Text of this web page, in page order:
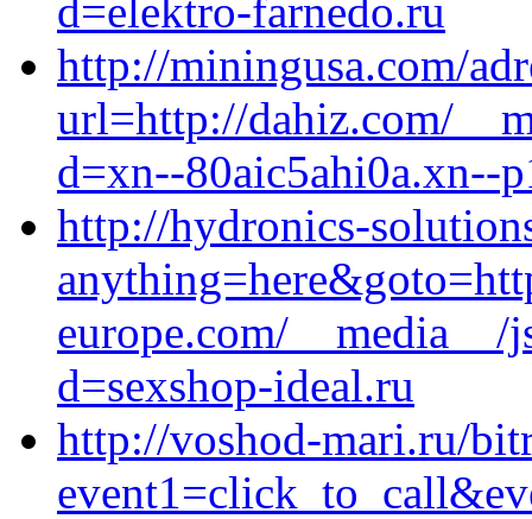
d=elektro-farnedo.ru
http://miningusa.com/
url=http://dahiz.com/
d=xn--80aic5ahi0a.xn--
http://hydronics-
europe.com/__media__/
d=sexshop-ideal.ru
http://voshod-mari.ru/